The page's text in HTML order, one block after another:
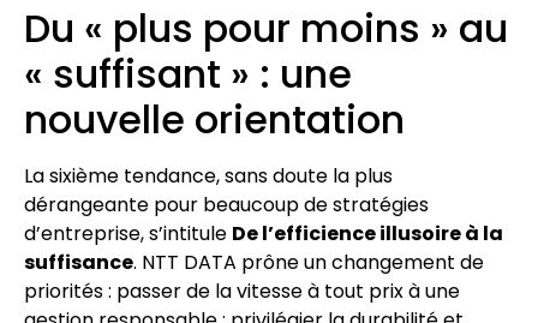
Du « plus pour moins » au
« suffisant » : une
nouvelle orientation
La sixième tendance, sans doute la plus
dérangeante pour beaucoup de stratégies
d’entreprise, s’intitule De l’efficience illusoire à la
suffisance. NTT DATA prône un changement de
priorités : passer de la vitesse à tout prix à une